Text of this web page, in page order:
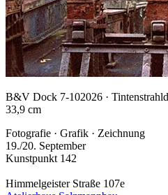
B&V Dock 7-102026 ·
33,9 cm
Fotografie · Grafik · Zeichnung
19./20. September
Kunstpunkt 142
Himmelgeister Straße 107e